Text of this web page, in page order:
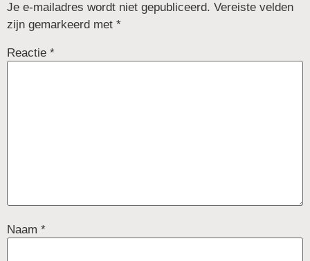
Je e-mailadres wordt niet gepubliceerd. Vereiste velden
zijn gemarkeerd met *
Reactie *
Naam *